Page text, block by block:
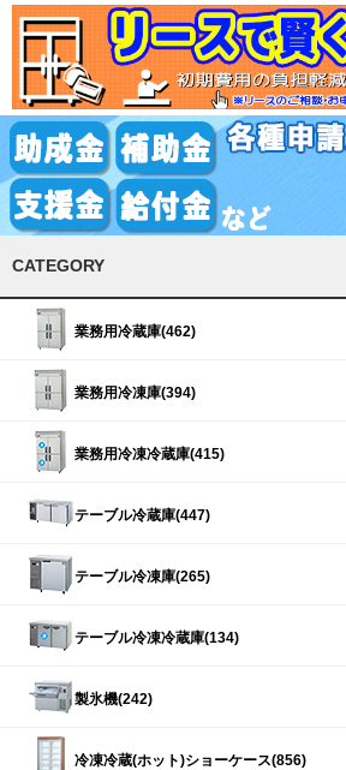
CATEGORY
業務用冷蔵庫(462)
業務用冷凍庫(394)
業務用冷凍冷蔵庫(415)
テーブル冷蔵庫(447)
テーブル冷凍庫(265)
テーブル冷凍冷蔵庫(134)
製氷機(242)
冷凍冷蔵(ホット)ショーケース(856)